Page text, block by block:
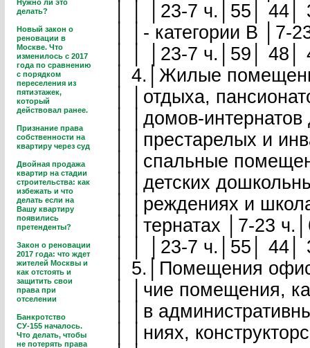
Нужно ли это
делать?
Новый закон о
реновации в
Москве. Что
изменилось с 2017
года по сравнению
с порядком
переселения из
пятиэтажек,
который
действовал ранее.
Признание права
собственности на
квартиру через суд
Двойная продажа
квартир на стадии
строительства: как
избежать и что
делать если на
Вашу квартиру
появились
претенденты?
Закон о реновации
2017 года: что ждет
жителей Москвы и
как отстоять и
защитить свои
права при
отселении
Банкротство
СУ-155 началось.
Что делать, чтобы
не потерять права
│ │ │23-7 ч.│55│
│ │- категории В
│ │ │23-7 ч.│59│
│ 4.│Жилые
│ │отдыха,
│ │домов-
│ │престарелых и
│ │спальные
│ │детских
│ │реждениях и
│ │тернатах │7-23
│ │ │23-7 ч.│55│
│ 5.│Помещения
│ │чие помещения,
│ │в
│ │ниях,